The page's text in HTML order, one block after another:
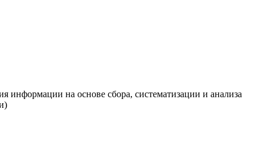
информации на основе сбора, систематизации и анализа